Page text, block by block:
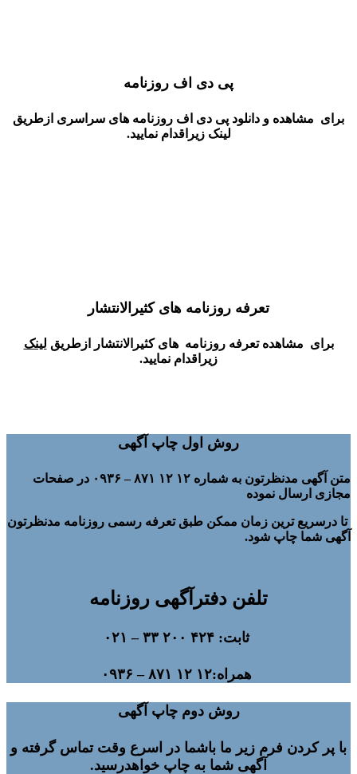
پی دی اف روزنامه
برای مشاهده و دانلود پی دی اف روزنامه های سراسری ازطریق
لینک زیراقدام نمایید.
تعرفه روزنامه های کثیرالانتشار
برای مشاهده تعرفه روزنامه های کثیرالانتشار ازطریق لینک
زیراقدام نمایید.
روش اول چاپ آگهی
متن آگهی مدنظرتون به شماره ۱۲ ۱۲ ۸۷۱ – ۰۹۳۶ در صفحات
مجازی ارسال نموده
تا درسریع ترین زمان ممکن طبق تعرفه رسمی روزنامه مدنظرتون
آگهی شما چاپ شود.
تلفن دفترآگهی روزنامه
ثابت: ۴۲۴ ۲۰۰ ۳۳ – ۰۲۱
همراه:۱۲ ۱۲ ۸۷۱ – ۰۹۳۶
روش دوم چاپ آگهی
با پر کردن فرم زیر ما باشما در اسرع وقت تماس گرفته و
آگهی شما به چاپ خواهدرسید.